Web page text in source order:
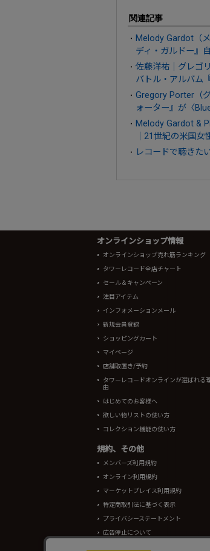
関連記事
Melody Gardot（
ディ・ガルドー』
佐藤洋祐｜グレゴ
バトル・アルバム
Gregory Porter（
ォーター』が〈
Melody Gardot &
｜21世紀の米国
レコードで聴きた
オンラインショップ情報
オンラインショップ売れ筋ランキング
タワーレコード全店チャート
セール＆キャンペーン
注目アイテム
インフォメーションメール
新規会員登録
ショッピングカート
マイページ
店舗取置き/予約
タワーレコードオンラインが選ばれる
由
はじめてのお客様へ
欲しい物リストの使い方
コレクション機能の使い方
規約、その他
メンバーズ利用規約
オンライン利用規約
マーケットプレイス利用規約
特定商取引法に基づく表示
プライバシーステートメント
広告停止について